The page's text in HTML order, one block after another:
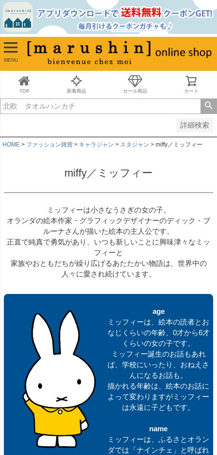
MENU
TOP 新着商品 セール商品 カート
詳細検索
並び順
新着順
古い順
価格が安い順
価格が高い順
キーワードヒット順
HOME ファッション雑貨 キャラジャン スタジャン miffy／ミッフィー
miffy／ミッフィー
ミッフィーは小さなうさぎの女の子。
オランダの絵本作家・グラフィックデザイナーのディック・ブ
ルーナさんが描いた絵本の主人公です。
正直で純真で勇気があり、いつも新しいことに興味津々なミッ
フィーと
家族やおともだちが繰り広げるあたたかい物語は、世界中の
人々に愛され続けています。
age
ミッフィーは、絵本の読者とお
なじくらいの年齢、0才から6才
くらいの女の子です。
ミッフィー誕生のお話もあれ
ば、学校にいったり、おねえさ
んになるお話も。
描かれる年齢は、絵本のお話に
よって変わりますがミッフィー
は永遠に子どもです。
name
ミッフィーは、ふるさとオラン
ダでは「ナインチェ」と呼ばれ